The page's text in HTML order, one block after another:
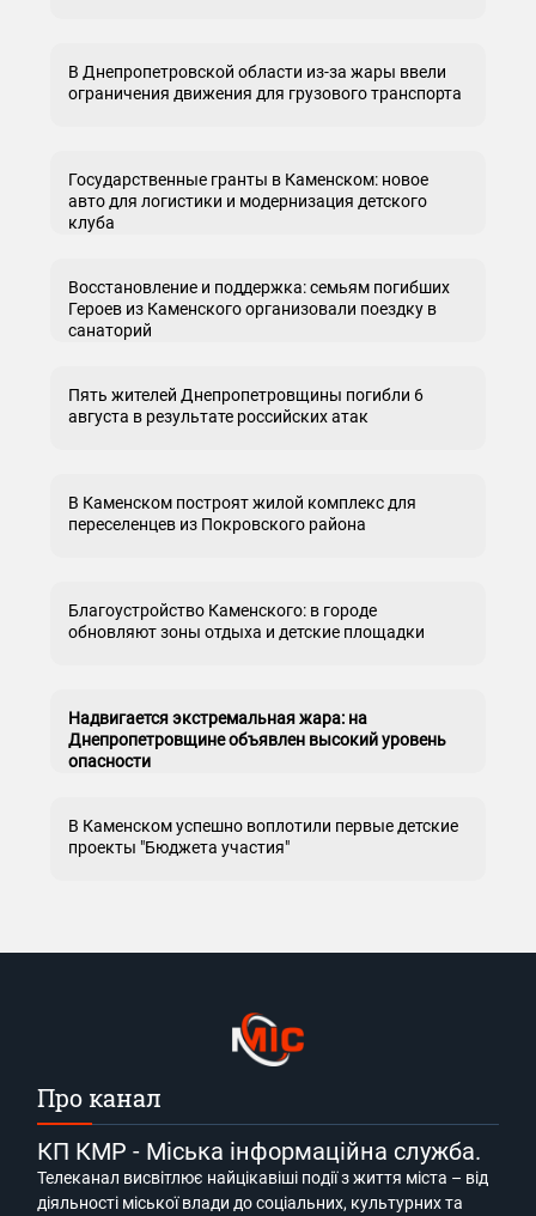
В Днепропетровской области из-за жары ввели
ограничения движения для грузового транспорта
Государственные гранты в Каменском: новое
авто для логистики и модернизация детского
клуба
Восстановление и поддержка: семьям погибших
Героев из Каменского организовали поездку в
санаторий
Пять жителей Днепропетровщины погибли 6
августа в результате российских атак
В Каменском построят жилой комплекс для
переселенцев из Покровского района
Благоустройство Каменского: в городе
обновляют зоны отдыха и детские площадки
Надвигается экстремальная жара: на
Днепропетровщине объявлен высокий уровень
опасности
В Каменском успешно воплотили первые детские
проекты "Бюджета участия"
Про канал
КП КМР - Міська інформаційна служба.
Телеканал висвітлює найцікавіші події з життя міста – від
діяльності міської влади до соціальних, культурних та